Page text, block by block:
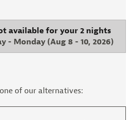
the view of the Zillertal
away... Equipped with an HD
telephone, safe, radio,
(stocked on request) -
available for your 2 nights
- Monday (Aug 8 - 10, 2026)
of our alternatives: